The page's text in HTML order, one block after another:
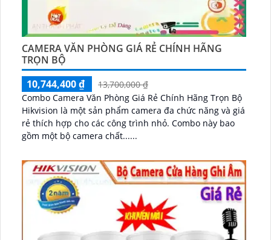
CAMERA VĂN PHÒNG GIÁ RẺ CHÍNH HÃNG
TRỌN BỘ
10,744,400 ₫
13,700,000 ₫
Combo Camera Văn Phòng Giá Rẻ Chính Hãng Trọn Bộ
Hikvision là một sản phẩm camera đa chức năng và giá
rẻ thích hợp cho các công trình nhỏ. Combo này bao
gồm một bộ camera chất......